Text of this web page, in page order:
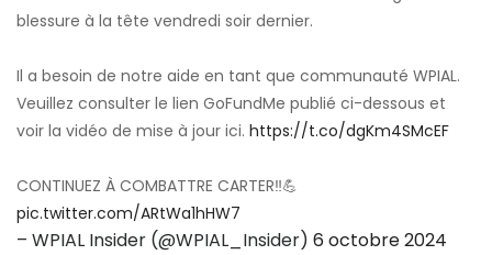
blessure à la tête vendredi soir dernier.
Il a besoin de notre aide en tant que communauté WPIAL.
Veuillez consulter le lien GoFundMe publié ci-dessous et
voir la vidéo de mise à jour ici. https://t.co/dgKm4SMcEF
CONTINUEZ À COMBATTRE CARTER‼️💪
pic.twitter.com/ARtWa1hHW7
– WPIAL Insider (@WPIAL_Insider) 6 octobre 2024